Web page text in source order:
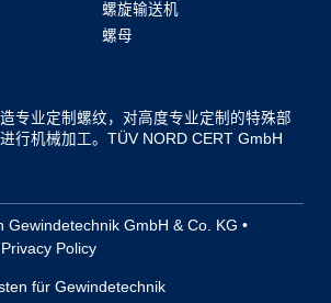
螺旋输送机
螺母
专业定制螺纹，对高度专业定制的特殊部
行机械加工。TÜV NORD CERT GmbH
GmbH & Co. KG •
Privacy Policy
für Gewindetechnik